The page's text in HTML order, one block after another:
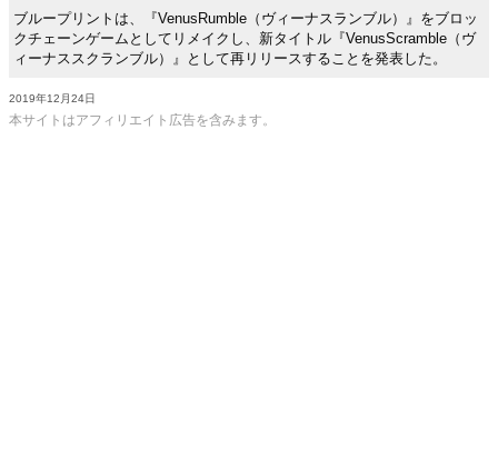
ブループリントは、『VenusRumble（ヴィーナスランブル）』をブロッ
クチェーンゲームとしてリメイクし、新タイトル『VenusScramble（ヴ
ィーナススクランブル）』として再リリースすることを発表した。
2019年12月24日
本サイトはアフィリエイト広告を含みます。